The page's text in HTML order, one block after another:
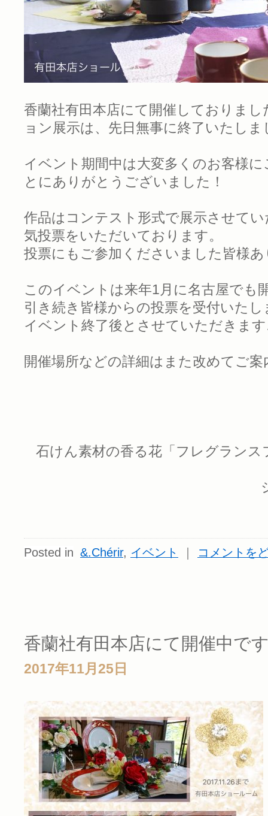
香蘭社有田本店にて開催しておりま
ョン展示は、先日無事に終了いたしま
イベント期間中は大変多くのお客様
とにありがとうございました！
作品はコンテスト形式で展示させて
気投票をいただいております。
投票にもご参加くださいました皆様
このイベントは来年1月に名古屋でも
引き続き皆様からの投票を受付いた
イベント終了後とさせていただきま
開催場所などの詳細はまた改めてご
石けん素材の香る花「フレグラン
Posted in &.Chérir, イベント コメントを
香蘭社有田本店にて開催中で
2017年11月25日